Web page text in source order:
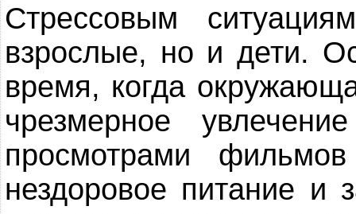
Стрессовым
взрослые, но и дети.
время, когда
чрезмерное
просмотрами
нездоровое питание и